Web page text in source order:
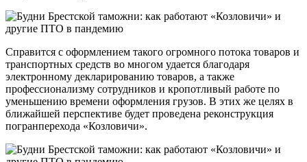
Справится с оформлением такого огромного потока товаров и
транспортных средств во многом удается благодаря
электронному декларированию товаров, а также
профессионализму сотрудников и кропотливый работе по
уменьшению времени оформления грузов. В этих же целях в
ближайшей перспективе будет проведена реконструкция
погранперехода «Козловичи».